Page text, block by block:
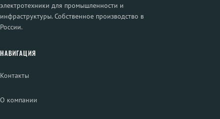
электротехники для промышленности и
инфраструктуры. Собственное производство в
России.
НАВИГАЦИЯ
Контакты
О компании